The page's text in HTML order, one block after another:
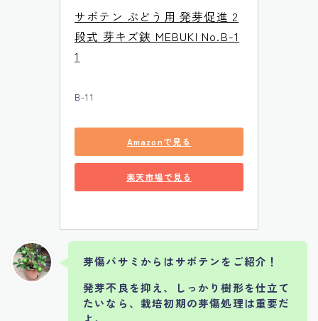
サボテン ぶどう用 発芽促進 2
段式 芽キズ鋏 MEBUKI No.B-1
1
B-11
Amazonで見る
楽天市場で見る
芽傷バサミからはサボテンをご紹介！
発芽不良を抑え、しっかり樹形を仕立て
たいなら、栽培初期の芽傷処理は重要だ